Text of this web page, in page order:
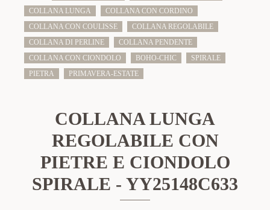
COLLANA LUNGA
COLLANA CON CORDINO
COLLANA CON COULISSE
COLLANA REGOLABILE
COLLANA DI PERLINE
COLLANA PENDENTE
COLLANA CON CIONDOLO
BOHO-CHIC
SPIRALE
PIETRA
PRIMAVERA-ESTATE
COLLANA LUNGA
REGOLABILE CON
PIETRE E CIONDOLO
SPIRALE - YY25148C633